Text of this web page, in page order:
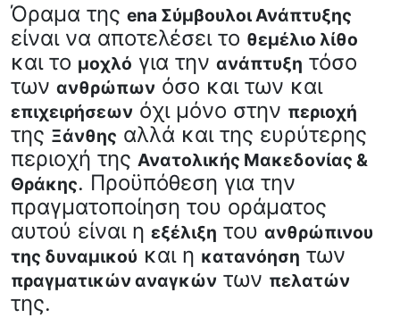
Όραμα της ena Σύμβουλοι Ανάπτυξης
είναι να αποτελέσει το θεμέλιο λίθο
και το μοχλό για την ανάπτυξη τόσο
των ανθρώπων όσο και των και
επιχειρήσεων όχι μόνο στην περιοχή
της Ξάνθης αλλά και της ευρύτερης
περιοχή της Ανατολικής Μακεδονίας &
Θράκης. Προϋπόθεση για την
πραγματοποίηση του οράματος
αυτού είναι η εξέλιξη του ανθρώπινου
της δυναμικού και η κατανόηση των
πραγματικών αναγκών των πελατών
της.